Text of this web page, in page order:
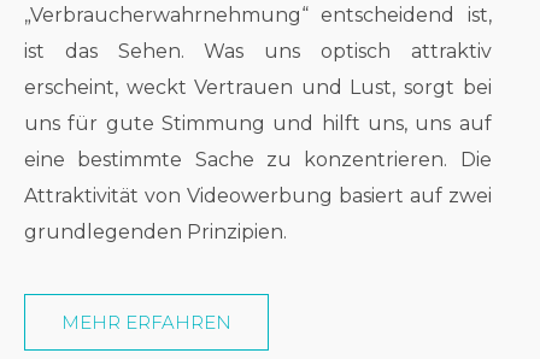
„Verbraucherwahrnehmung“ entscheidend ist,
ist das Sehen. Was uns optisch attraktiv
erscheint, weckt Vertrauen und Lust, sorgt bei
uns für gute Stimmung und hilft uns, uns auf
eine bestimmte Sache zu konzentrieren. Die
Attraktivität von Videowerbung basiert auf zwei
grundlegenden Prinzipien.
MEHR ERFAHREN